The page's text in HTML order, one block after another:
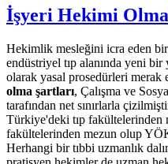
İşyeri Hekimi
Hekimlik mesleğini icra eden
endüstriyel tıp alanında yeni
olarak yasal prosedürleri merak
olma şartları, Çalışma ve
tarafından net sınırlarla
Türkiye'deki tıp fakültelerinden
fakültelerinden mezun olup
Herhangi bir tıbbi uzmanlık